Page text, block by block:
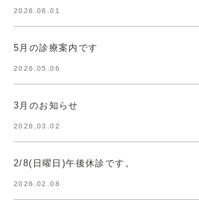
2026.06.01
5月の診療案内です
2026.05.06
3月のお知らせ
2026.03.02
2/8(日曜日)午後休診です。
2026.02.08